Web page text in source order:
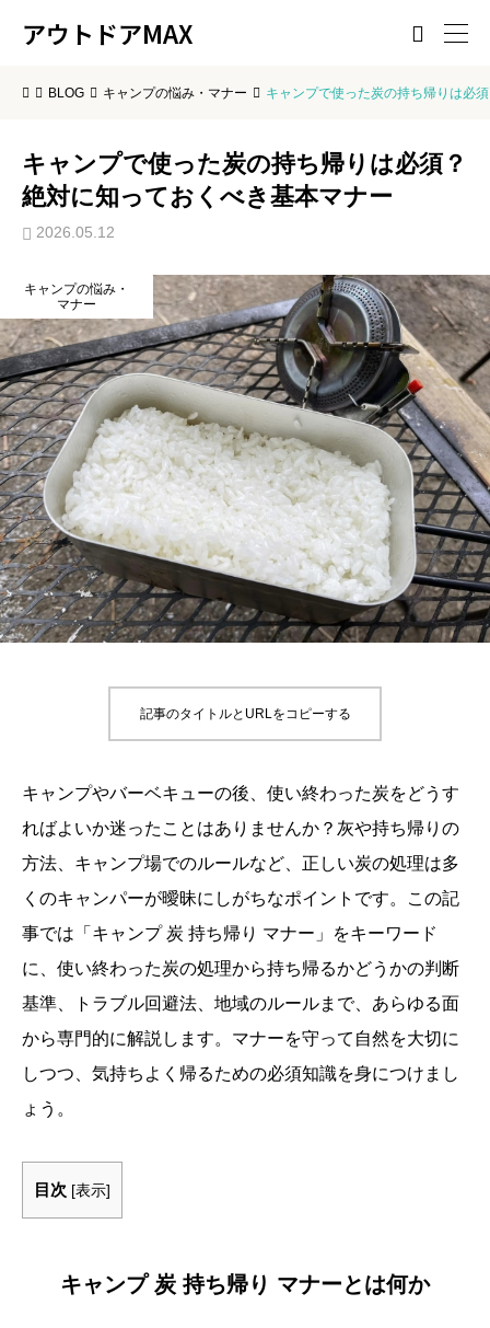
アウトドアMAX 
BLOG キャンプの悩み・マナー キャンプで使った炭の持ち帰りは必
キャンプで使った炭の持ち帰りは必須？
絶対に知っておくべき基本マナー
2026.05.12
キャンプの悩み・
マナー
記事のタイトルとURLをコピーする
キャンプやバーベキューの後、使い終わった炭をどうす
ればよいか迷ったことはありませんか？灰や持ち帰りの
方法、キャンプ場でのルールなど、正しい炭の処理は多
くのキャンパーが曖昧にしがちなポイントです。この記
事では「キャンプ 炭 持ち帰り マナー」をキーワード
に、使い終わった炭の処理から持ち帰るかどうかの判断
基準、トラブル回避法、地域のルールまで、あらゆる面
から専門的に解説します。マナーを守って自然を大切に
しつつ、気持ちよく帰るための必須知識を身につけまし
ょう。
目次 [表示]
キャンプ 炭 持ち帰り マナーとは何か